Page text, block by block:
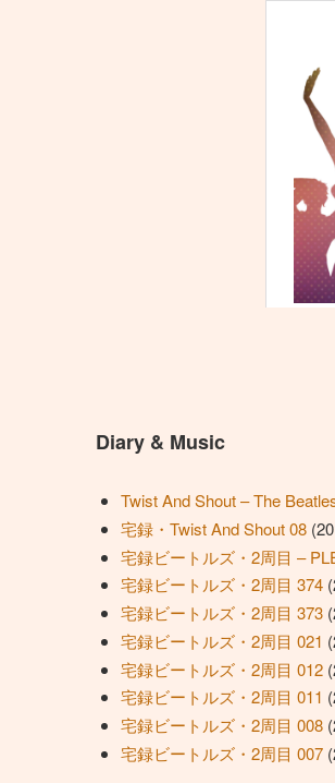
Diary & Music
Twist And Shout – The
宅録・Twist And Shout 08
宅録ビートルズ・2周目 –
宅録ビートルズ・2周目 374
宅録ビートルズ・2周目 373
宅録ビートルズ・2周目 021
宅録ビートルズ・2周目 012
宅録ビートルズ・2周目 011
宅録ビートルズ・2周目 008
宅録ビートルズ・2周目 007